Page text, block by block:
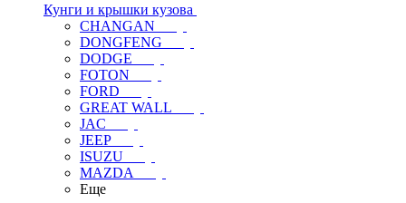
Кунги и крышки кузова
CHANGAN
DONGFENG
DODGE
FOTON
FORD
GREAT WALL
JAC
JEEP
ISUZU
MAZDA
Еще